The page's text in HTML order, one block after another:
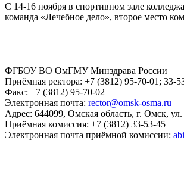
С 14-16 ноября в спортивном зале
команда «Лечебное дело», второе место
ФГБОУ ВО ОмГМУ Минздрава России
Приёмная ректора: +7 (3812) 95-70-01; 33-
Факс: +7 (3812) 95-70-02
Электронная почта: rector@omsk-osma.ru
Адрес: 644099, Омская область, г. Омск,
Приёмная комиссия: +7 (3812) 33-53-45
Электронная почта приёмной комиссии: